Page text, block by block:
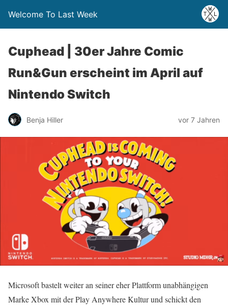
Welcome To Last Week
Cuphead | 30er Jahre Comic
Run&Gun erscheint im April auf
Nintendo Switch
Benja Hiller vor 7 Jahren
Microsoft bastelt weiter an seiner eher Plattform unabhängigen
Marke Xbox mit der Play Anywhere Kultur und schickt den